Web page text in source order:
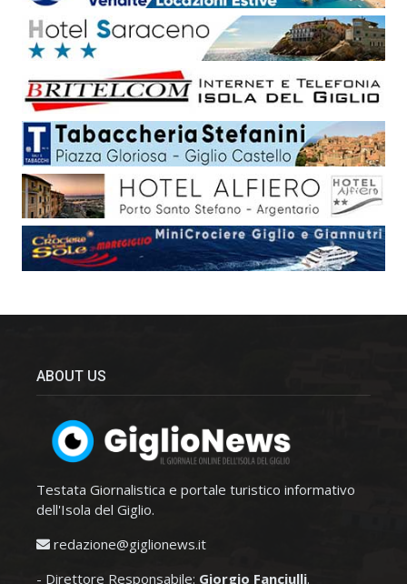
ABOUT US
Testata Giornalistica e portale turistico informativo
dell'Isola del Giglio.
redazione@giglionews.it
- Direttore Responsabile: Giorgio Fanciulli.